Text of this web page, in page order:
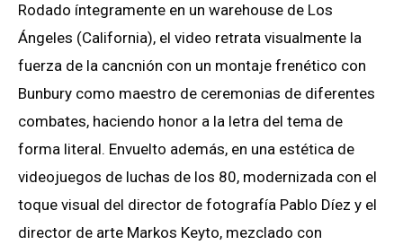
Rodado íntegramente en un warehouse de Los
Ángeles (California), el video retrata visualmente la
fuerza de la cancnión con un montaje frenético con
Bunbury como maestro de ceremonias de diferentes
combates, haciendo honor a la letra del tema de
forma literal. Envuelto además, en una estética de
videojuegos de luchas de los 80, modernizada con el
toque visual del director de fotografía Pablo Díez y el
director de arte Markos Keyto, mezclado con